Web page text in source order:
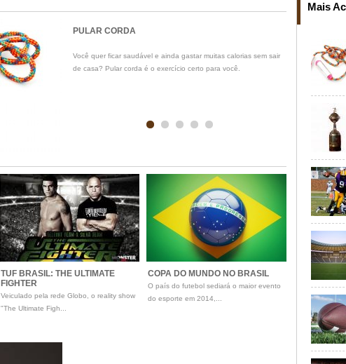
PULAR CORDA
Você quer ficar saudável e ainda gastar muitas calorias sem sair
de casa? Pular corda é o exercício certo para você.
TUF BRASIL: THE ULTIMATE
FIGHTER
Veiculado pela rede Globo, o reality show
"The Ultimate Figh...
COPA DO MUNDO NO BRASIL
O país do futebol sediará o maior evento
do esporte em 2014,...
Mais